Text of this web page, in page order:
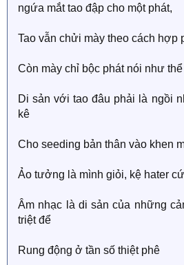
ngứa mắt tao đập cho một phát,
Tao vẫn chửi mày theo cách hợp
Còn mày chỉ bộc phát nói như
Di sản với tao đâu phải là ngồi
kê
Cho seeding bản thân vào khen
Ảo tưởng là mình giỏi, kệ hater
Âm nhạc là di sản của những
triệt để
Rung động ở tần số thiệt phê